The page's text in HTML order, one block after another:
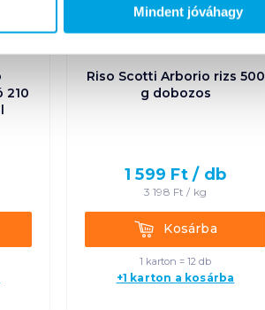
Mindent jóváhagy
210
Riso Scotti Arborio rizs 500
g dobozos
1 599 Ft / db
3 198 Ft / kg
KosárbaKosárba
1 karton = 12 db
+1 karton a kosárba